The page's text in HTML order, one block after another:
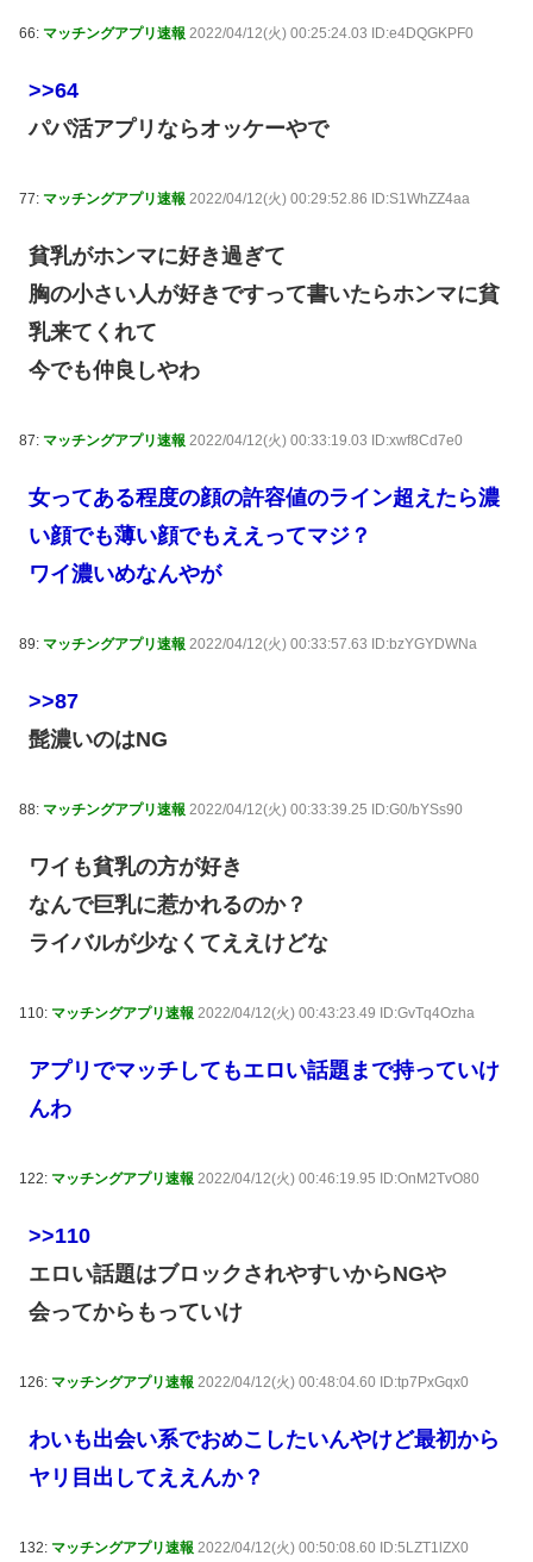
66: マッチングアプリ速報 2022/04/12(火) 00:25:24.03 ID:e4DQGKPF0
>>64
パパ活アプリならオッケーやで
77: マッチングアプリ速報 2022/04/12(火) 00:29:52.86 ID:S1WhZZ4aa
貧乳がホンマに好き過ぎて
胸の小さい人が好きですって書いたらホンマに貧
乳来てくれて
今でも仲良しやわ
87: マッチングアプリ速報 2022/04/12(火) 00:33:19.03 ID:xwf8Cd7e0
女ってある程度の顔の許容値のライン超えたら濃
い顔でも薄い顔でもええってマジ？
ワイ濃いめなんやが
89: マッチングアプリ速報 2022/04/12(火) 00:33:57.63 ID:bzYGYDWNa
>>87
髭濃いのはNG
88: マッチングアプリ速報 2022/04/12(火) 00:33:39.25 ID:G0/bYSs90
ワイも貧乳の方が好き
なんで巨乳に惹かれるのか？
ライバルが少なくてええけどな
110: マッチングアプリ速報 2022/04/12(火) 00:43:23.49 ID:GvTq4Ozha
アプリでマッチしてもエロい話題まで持っていけ
んわ
122: マッチングアプリ速報 2022/04/12(火) 00:46:19.95 ID:OnM2TvO80
>>110
エロい話題はブロックされやすいからNGや
会ってからもっていけ
126: マッチングアプリ速報 2022/04/12(火) 00:48:04.60 ID:tp7PxGqx0
わいも出会い系でおめこしたいんやけど最初から
ヤリ目出してええんか？
132: マッチングアプリ速報 2022/04/12(火) 00:50:08.60 ID:5LZT1lZX0